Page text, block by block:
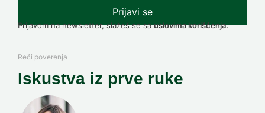
Prijavi se
Prijavom na newsletter, slažeš se sauslovima korišćenja.
Reči poverenja
Iskustva iz prve ruke